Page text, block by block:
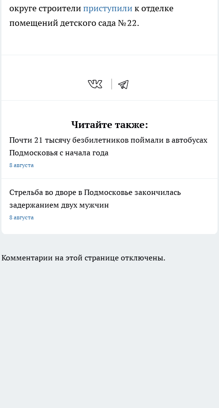
округе строителиприступилик отделке
помещений детского сада № 22.
Читайте также:
Почти 21 тысячу безбилетников поймали в автобусах
Подмосковья с начала года
8 августа
Стрельба во дворе в Подмосковье закончилась
задержанием двух мужчин
8 августа
Комментарии на этой странице отключены.